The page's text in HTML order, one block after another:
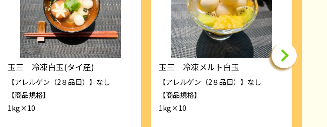
玉三 冷凍白玉(タイ産)
【アレルゲン（2８品目）】なし
【商品規格】
1kg×10
玉三 冷凍メルト白玉
【アレルゲン（2８品目）】なし
【商品規格】
1kg×10